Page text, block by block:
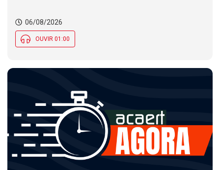
quinta (6) em SC
06/08/2026
OUVIR 01:00